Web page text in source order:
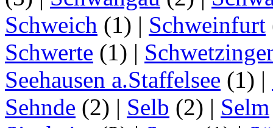
Schweich (1) | Schweinfurt
Schwerte (1) |
Seehausen a.Staffelsee (1) |
Sehnde (2) | Selb (2) | Selm